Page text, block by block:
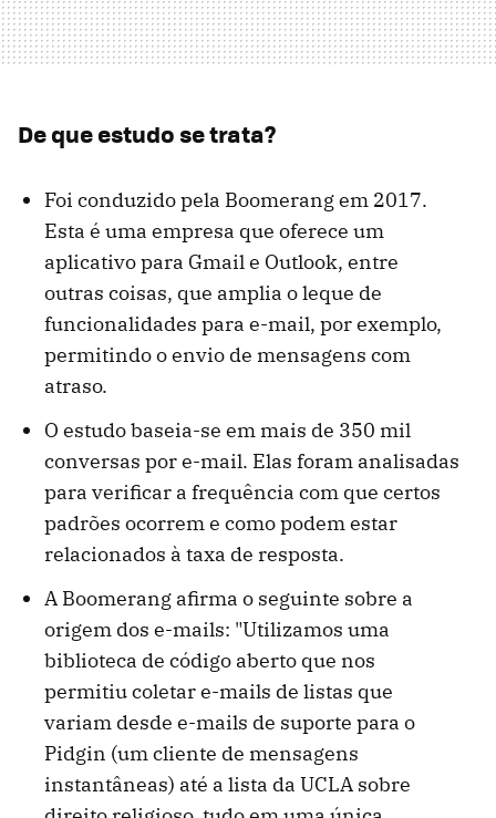
De que estudo se trata?
Foi conduzido pela Boomerang em 2017.
Esta é uma empresa que oferece um
aplicativo para Gmail e Outlook, entre
outras coisas, que amplia o leque de
funcionalidades para e-mail, por exemplo,
permitindo o envio de mensagens com
atraso.
O estudo baseia-se em mais de 350 mil
conversas por e-mail. Elas foram analisadas
para verificar a frequência com que certos
padrões ocorrem e como podem estar
relacionados à taxa de resposta.
A Boomerang afirma o seguinte sobre a
origem dos e-mails: "Utilizamos uma
biblioteca de código aberto que nos
permitiu coletar e-mails de listas que
variam desde e-mails de suporte para o
Pidgin (um cliente de mensagens
instantâneas) até a lista da UCLA sobre